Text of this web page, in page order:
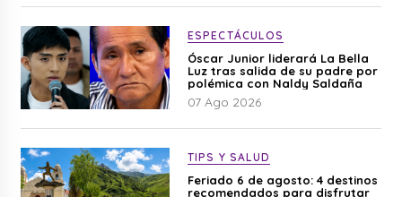
ESPECTÁCULOS
Óscar Junior liderará La Bella
Luz tras salida de su padre por
polémica con Naldy Saldaña
07 Ago 2026
TIPS Y SALUD
Feriado 6 de agosto: 4 destinos
recomendados para disfrutar